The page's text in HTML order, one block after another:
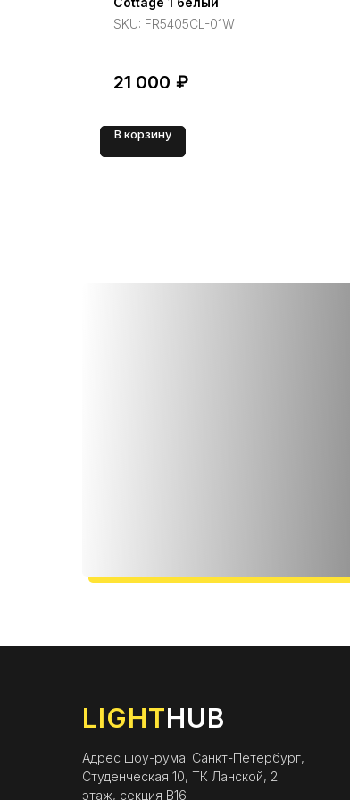
SKU: FR5405CL-01W
21 000 ₽
В корзину
LIGHTHUB
Адрес шоу-рума: Санкт-Петербург,
Студенческая 10, ТК Ланской, 2
этаж, секция B16